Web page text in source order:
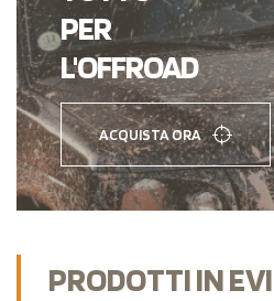
PER
L'OFFROAD
ACQUISTA ORA
PRODOTTI IN